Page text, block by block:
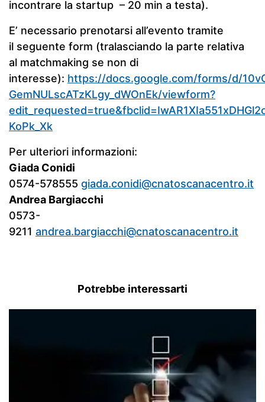
incontrare la startup – 20 min a testa).
E’ necessario prenotarsi all’evento tramite
il seguente form (tralasciando la parte relativa
al matchmaking se non di
interesse): https://docs.google.com/forms/d/
GemNULscATzKLgy_dWOnEk/viewform?
KoPk_Xk
Per ulteriori informazioni:
Giada Conidi
0574-578555 giada.conidi@cnatoscanacentro.it
Andrea Bargiacchi
0573-
9211 andrea.bargiacchi@cnatoscanacentro.it
Potrebbe interessarti